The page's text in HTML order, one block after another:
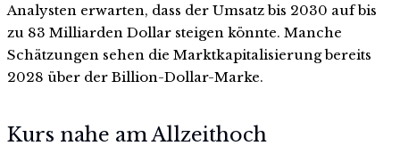
Analysten erwarten, dass der Umsatz bis 2030 auf bis
zu 83 Milliarden Dollar steigen könnte. Manche
Schätzungen sehen die Marktkapitalisierung bereits
2028 über der Billion-Dollar-Marke.
Kurs nahe am Allzeithoch